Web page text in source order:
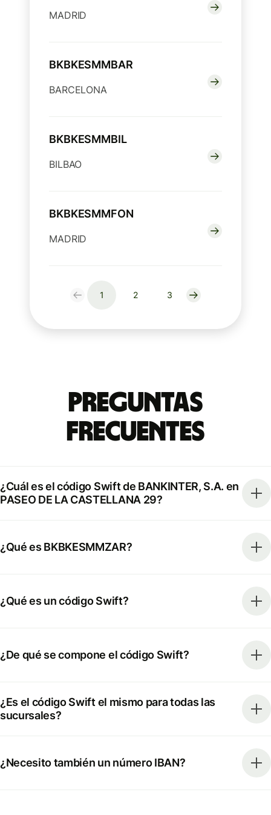
MADRID
BKBKESMMBAR
BARCELONA
BKBKESMMBIL
BILBAO
BKBKESMMFON
MADRID
1 2 3
Preguntas
Frecuentes
¿Cuál es el código Swift de BANKINTER, S.A. en
PASEO DE LA CASTELLANA 29?
¿Qué es BKBKESMMZAR?
¿Qué es un código Swift?
¿De qué se compone el código Swift?
¿Es el código Swift el mismo para todas las
sucursales?
¿Necesito también un número IBAN?